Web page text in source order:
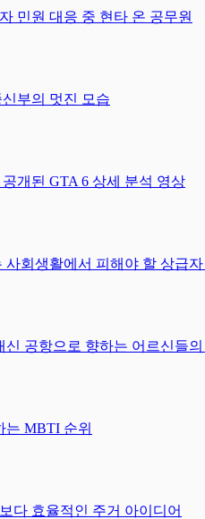
민원 대응 중 현타 온 공무원
부의 멋진 모습
개된 GTA 6 상세 분석 영상
사회생활에서 피해야 할 상급자
신 공항으로 향하는 어르신들
는 MBTI 순위
다 효율적인 주거 아이디어